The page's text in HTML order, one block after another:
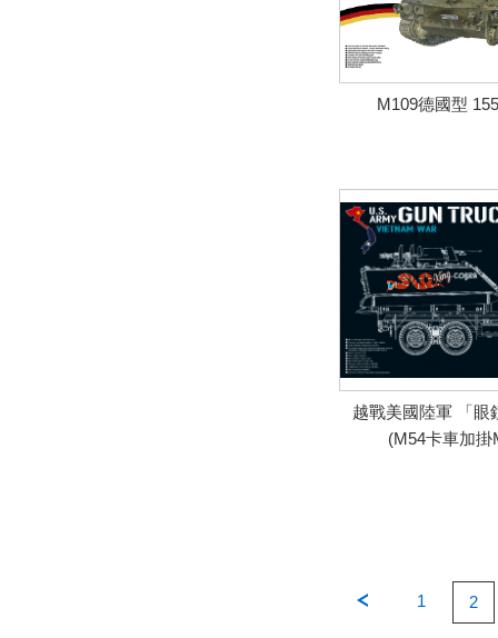
M109德國型
越戰美國陸軍 「眼
(M54卡車加掛
1 2